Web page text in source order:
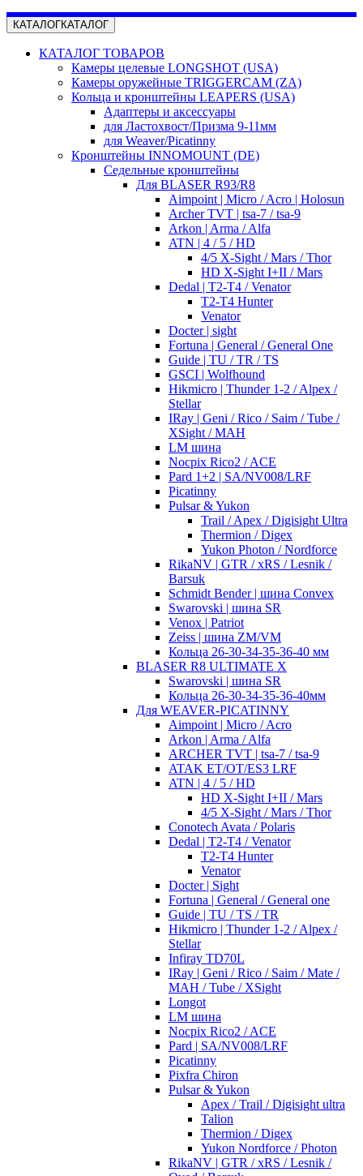
КАТАЛОГКАТАЛОГ
КАТАЛОГ ТОВАРОВ
Камеры целевые LONGSHOT (USA)
Камеры оружейные TRIGGERCAM (ZA)
Кольца и кронштейны LEAPERS (USA)
Адаптеры и аксессуары
для Ластохвост/Призма 9-11мм
для Weaver/Picatinny
Кронштейны INNOMOUNT (DE)
Седельные кронштейны
Для BLASER R93/R8
Aimpoint | Micro / Acro | Holosun
Archer TVT | tsa-7 / tsa-9
Arkon | Arma / Alfa
ATN | 4 / 5 / HD
4/5 X-Sight / Mars / Thor
HD X-Sight I+II / Mars
Dedal | T2-T4 / Venator
T2-T4 Hunter
Venator
Docter | sight
Fortuna | General / General One
Guide | TU / TR / TS
GSCI | Wolfhound
Hikmicro | Thunder 1-2 / Alpex /
Stellar
IRay | Geni / Rico / Saim / Tube /
XSight / MAH
LM шина
Nocpix Rico2 / ACE
Pard 1+2 | SA/NV008/LRF
Picatinny
Pulsar & Yukon
Trail / Apex / Digisight Ultra
Thermion / Digex
Yukon Photon / Nordforce
RikaNV | GTR / xRS / Lesnik /
Barsuk
Schmidt Bender | шина Convex
Swarovski | шина SR
Venox | Patriot
Zeiss | шина ZM/VM
Кольца 26-30-34-35-36-40 мм
BLASER R8 ULTIMATE X
Swarovski | шина SR
Кольца 26-30-34-35-36-40мм
Для WEAVER-PICATINNY
Aimpoint | Micro / Acro
Arkon | Arma / Alfa
ARCHER TVT | tsa-7 / tsa-9
ATAK ET/OT/ES3 LRF
ATN | 4 / 5 / HD
HD X-Sight I+II / Mars
4/5 X-Sight / Mars / Thor
Conotech Avata / Polaris
Dedal | T2-T4 / Venator
T2-T4 Hunter
Venator
Docter | Sight
Fortuna | General / General one
Guide | TU / TS / TR
Hikmicro | Thunder 1-2 / Alpex /
Stellar
Infiray TD70L
IRay | Geni / Rico / Saim / Mate /
MAH / Tube / XSight
Longot
LM шина
Nocpix Rico2 / ACE
Pard | SA/NV008/LRF
Picatinny
Pixfra Chiron
Pulsar & Yukon
Apex / Trail / Digisight ultra
Talion
Thermion / Digex
Yukon Nordforce / Photon
RikaNV | GTR / xRS / Lesnik /